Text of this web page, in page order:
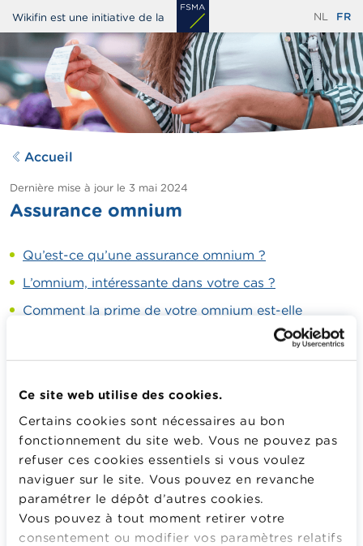
Ce site web utilise des cookies.
Certains cookies sont nécessaires au bon
fonctionnement du site web. Vous ne pouvez pas
refuser ces cookies essentiels si vous voulez
naviguer sur le site. Vous pouvez en revanche
paramétrer le dépôt d’autres cookies.
Vous pouvez à tout moment retirer votre
consentement ou modifier vos paramètres relatifs
Aller
au
principal
Wikifin est une initiative de la NL FR
Accueil
Dernière mise à jour le 3 mai 2024
Assurance omnium
Qu’est-ce qu’une assurance omnium ?
L’omnium, intéressante dans votre cas ?
Comment la prime de votre omnium est-elle
Comment est calculé l’indemnisation en cas de
Calculateurs, conseils pratiques, checklists
Budget, payer, emprunter et assurer
Famille
Épargner et investir
Hériter